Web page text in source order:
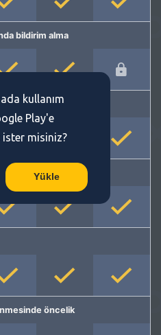
bildirim alma
öncelik
kullanım
Play'e
misiniz?
Yükle